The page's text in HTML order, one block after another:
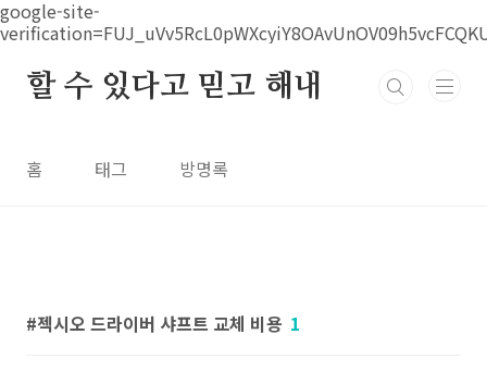
google-site-
본문 바로가기
할 수 있다고 믿고 해내
홈 태그 방명록
젝시오 드라이버 샤프트 교체 비용 1